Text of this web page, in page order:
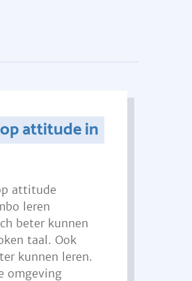
attitude in
attitude
leren
beter kunnen
taal. Ook
kunnen leren.
omgeving